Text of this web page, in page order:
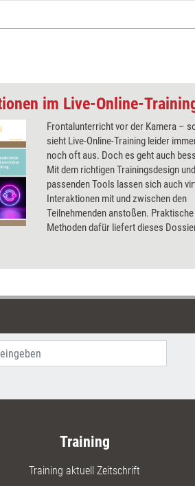
im Live-Online-
Frontalunterricht vor der Kamera –
sieht Live-Online-Training leider
noch oft aus. Doch es geht auch
Mit dem richtigen Trainingsdesign
passenden Tools lassen sich auch
Interaktionen mit und zwischen den
Teilnehmenden anstoßen. Praktische
Methoden dafür liefert dieses
Training
Training aktuell Zeitschrift